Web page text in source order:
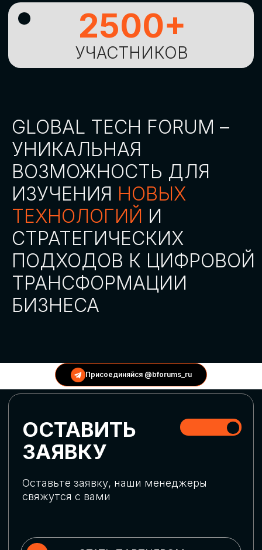
Присоединяйся @bforums_ru
ОСТАВИТЬ
ЗАЯВКУ
АККРЕДИТАЦИЯ
СМИ
СКАЧАТЬ ПРОГРАММУ
СТАТЬ СПИКЕРОМ
Оставьте заявку, наши менеджеры
СТАТЬ УЧАСТНИКОМ
ГЛОБАЛЬНАЯ
ЦИФРОВИЗАЦИЯ
актуальных трендов глобальной цифровой
трансформации. Узнаем о новых подходах
массовом использовании ИИ-
инструментов, обеспечении
ИСКУССТВЕННЫЙ
Узнаем как компании адаптируются к
новой ИИ-реальности. Как ИИ-